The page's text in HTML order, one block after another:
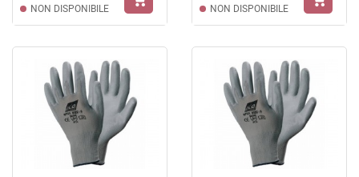
NON DISPONIBILE NON DISPONIBILE